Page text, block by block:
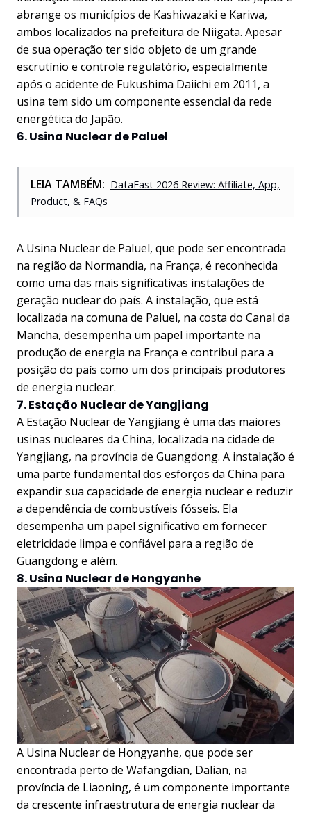
abrange os municípios de Kashiwazaki e Kariwa,
ambos localizados na prefeitura de Niigata. Apesar
de sua operação ter sido objeto de um grande
escrutínio e controle regulatório, especialmente
após o acidente de Fukushima Daiichi em 2011, a
usina tem sido um componente essencial da rede
energética do Japão.
6. Usina Nuclear de Paluel
LEIA TAMBÉM: DataFast 2026 Review: Affiliate, App,
Product, & FAQs
A Usina Nuclear de Paluel, que pode ser encontrada
na região da Normandia, na França, é reconhecida
como uma das mais significativas instalações de
geração nuclear do país. A instalação, que está
localizada na comuna de Paluel, na costa do Canal da
Mancha, desempenha um papel importante na
produção de energia na França e contribui para a
posição do país como um dos principais produtores
de energia nuclear.
7. Estação Nuclear de Yangjiang
A Estação Nuclear de Yangjiang é uma das maiores
usinas nucleares da China, localizada na cidade de
Yangjiang, na província de Guangdong. A instalação é
uma parte fundamental dos esforços da China para
expandir sua capacidade de energia nuclear e reduzir
a dependência de combustíveis fósseis. Ela
desempenha um papel significativo em fornecer
eletricidade limpa e confiável para a região de
Guangdong e além.
8. Usina Nuclear de Hongyanhe
A Usina Nuclear de Hongyanhe, que pode ser
encontrada perto de Wafangdian, Dalian, na
província de Liaoning, é um componente importante
da crescente infraestrutura de energia nuclear da